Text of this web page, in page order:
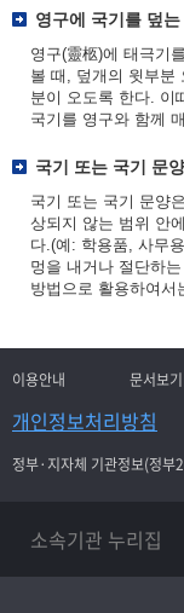
영구에 국기를 덮는
영구(靈柩)에 태극기
볼 때, 덮개의 윗부분
분이 오도록 한다. 이
국기를 영구와 함께
국기 또는 국기 문
국기 또는 국기 문양
상되지 않는 범위 안
다.(예: 학용품, 사무
멍을 내거나 절단하
방법으로 활용하여서
이용안내 문서보
개인정보처리방침
정부·지자체 기관정보(정부
소속기관 누리집